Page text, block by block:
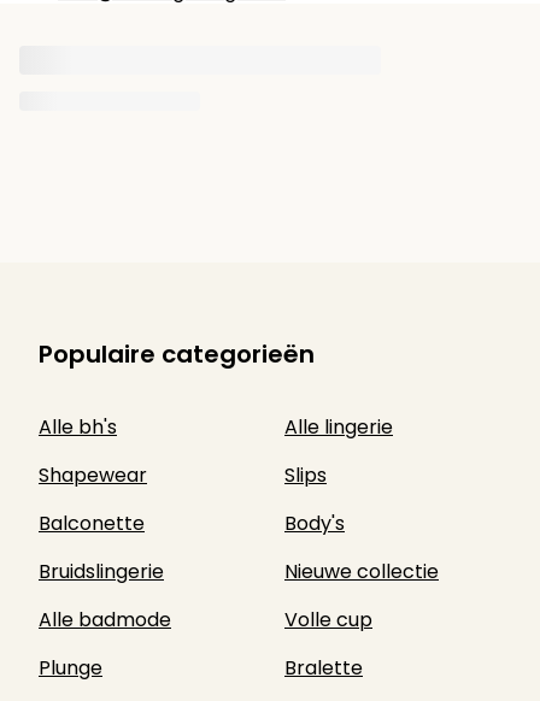
Populaire categorieën
Alle bh's
Alle lingerie
Shapewear
Slips
Balconette
Body's
Bruidslingerie
Nieuwe collectie
Alle badmode
Volle cup
Plunge
Bralette